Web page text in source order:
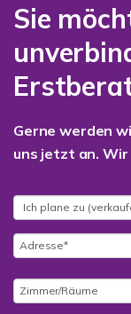
Sie
Gerne werden
uns jetzt an. Wir